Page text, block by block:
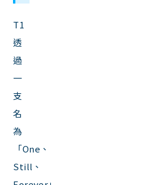
T1
透
過
一
支
名
為
「One、
Still、